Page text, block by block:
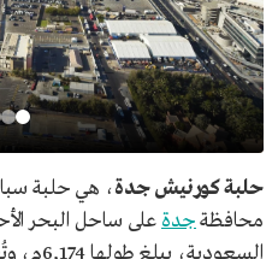
حلبة كورنيش جدة، هي حلبة
محافظةجدة على ساحل البحر